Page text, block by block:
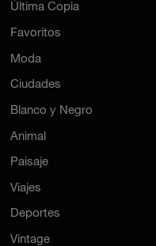
Última Copia
Favoritos
Moda
Ciudades
Blanco y Negro
Animal
Paisaje
Viajes
Deportes
Vintage